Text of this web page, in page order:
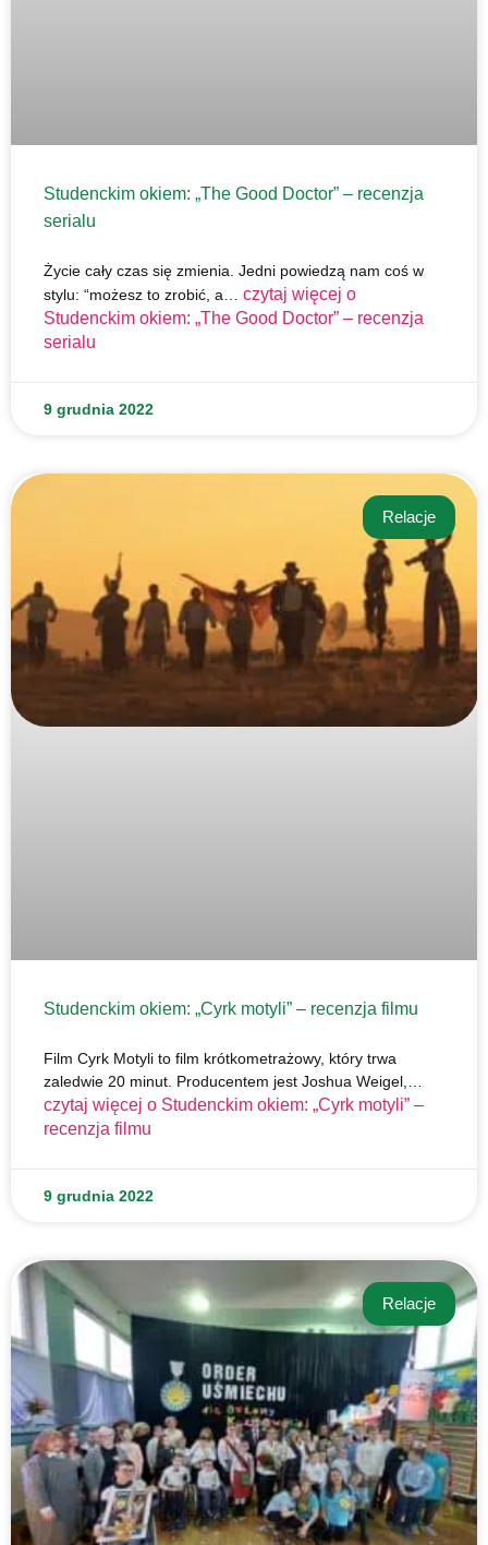
Studenckim okiem: „The Good Doctor” – recenzja
serialu
Życie cały czas się zmienia. Jedni powiedzą nam coś w
stylu: “możesz to zrobić, a… czytaj więcej o
Studenckim okiem: „The Good Doctor” – recenzja
serialu
9 grudnia 2022
Relacje
Studenckim okiem: „Cyrk motyli” – recenzja filmu
Film Cyrk Motyli to film krótkometrażowy, który trwa
zaledwie 20 minut. Producentem jest Joshua Weigel,…
czytaj więcej o Studenckim okiem: „Cyrk motyli” –
recenzja filmu
9 grudnia 2022
Relacje